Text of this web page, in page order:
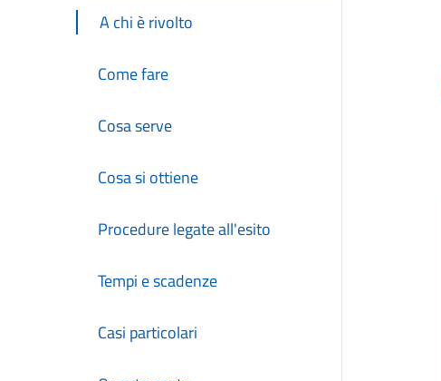
A chi è rivolto
Come fare
Cosa serve
Cosa si ottiene
Procedure legate all'esito
Tempi e scadenze
Casi particolari